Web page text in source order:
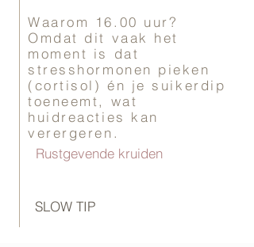
Waarom 16.00 uur?
Omdat dit vaak het
moment is dat
stresshormonen pieken
(cortisol) én je suikerdip
toeneemt, wat
huidreacties kan
verergeren.
Rustgevende kruiden
SLOW TIP